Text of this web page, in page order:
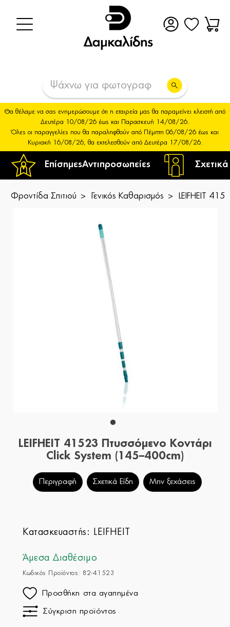
ΕπίσημεςΑντιπροσωπείες
Θα θέλαμε να σας ενημερώσουμε ότι η εταιρεία μας θα παραμείνει κλειστή από
Δευτέρα 10/08/26 έως και Παρασκευή 14/08/26.
Όλες οι παραγγελίες που θα παραληφθούν από Πέμπτη 06/08/26 έως και
Κυριακή 16/08/26, θα εκτελεσθούν από Δευτέρα 17/08/26.
Φροντίδα Σπιτιού Γενικός Καθαρισμός LEIFHEIT
LEIFHEIT 41523 Πτυσσόμενο Κοντάρι
Click System (145–400cm)
Περιγραφή Σχετικά Είδη Μην ξεχάσεις
Κατασκευαστής: LEIFHEIT
Άμεσα Διαθέσιμο
Κωδικός Προϊόντος: 82-41523
Προσθήκη στα αγαπημένα
Σύγκριση προϊόντος